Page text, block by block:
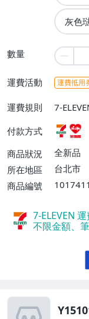
灰色
數量
運費活動 運費抵用
運費規則
7-
貨付款
付款方式
商品狀況
全新品
所在地區
台北市
商品編號
7-ELEVEN
不限金額、